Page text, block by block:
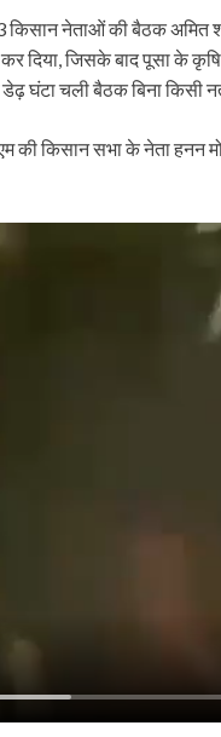
किसान नेताओं की बैठक अमित
दिया, जिसके बाद पूसा के
घंटा चली बैठक बिना किसी
किसान सभा के नेता हनन